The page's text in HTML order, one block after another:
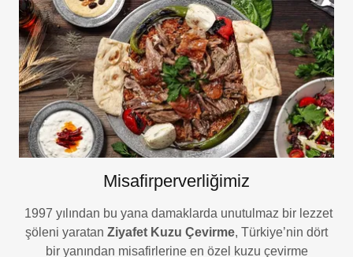
Misafirperverliğimiz
1997 yılından bu yana damaklarda unutulmaz bir lezzet
şöleni yaratan Ziyafet Kuzu Çevirme, Türkiye’nin dört
bir yanından misafirlerine en özel kuzu çevirme